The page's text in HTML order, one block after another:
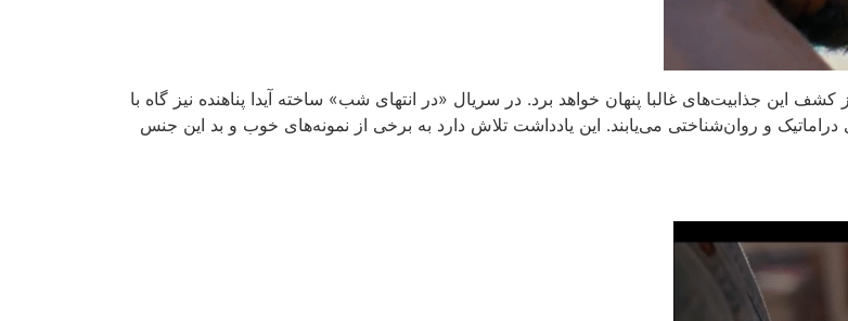
کشف این جذابیت‌های غالبا پنهان خواهد برد. در سریال «در انتهای شب» ساخته آیدا پناهنده نیز گاه با
و روان‌شناختی می‌یابند. این یادداشت تلاش دارد به برخی از نمونه‌های خوب و بد این جنس